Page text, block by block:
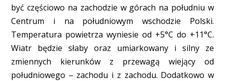
być częściowo na zachodzie w górach na południu w
Centrum i na południowym wschodzie Polski.
Temperatura powietrza wyniesie od +5°C do +11°C.
Wiatr będzie słaby oraz umiarkowany i silny ze
zmiennych kierunków z przewagą wiejący od
południowego – zachodu i z zachodu. Dodatkowo w